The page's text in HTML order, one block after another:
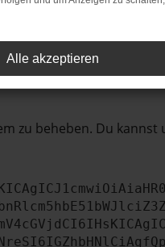
nicht mehr
zu beheben. Du kannst
Alle akzeptieren